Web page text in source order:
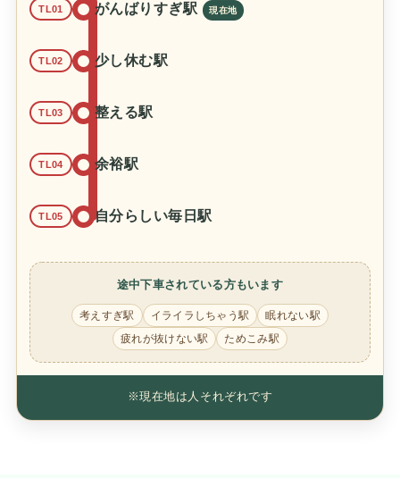
TL01 がんばりすぎ駅
TL02 少し休む駅
TL03 整える駅
TL04 余裕駅
TL05 自分らしい毎日駅
途中下車されている方もいます
考えすぎ駅 イライラしちゃう駅
眠れない駅
疲れが抜けない駅
ためこみ駅
※現在地は人それぞれです